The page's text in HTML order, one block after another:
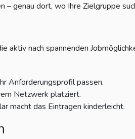
– genau dort, wo Ihre Zielgruppe
nach spannenden
Anforderungsprofil passen.
Netzwerk platziert.
macht das Eintragen kinderleicht.